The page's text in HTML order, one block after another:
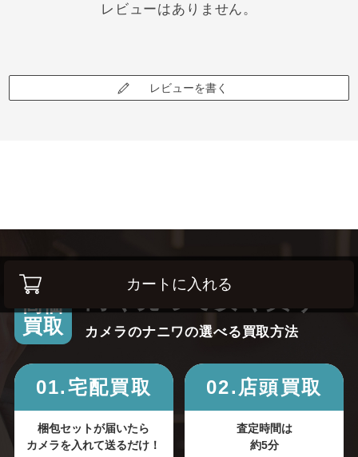
カートに入れる
レビューはありません。
レビューを書く
高価
買取
高く売って安く買う！
カメラのナニワの選べる買取方法
01.宅配買取
梱包セットが届いたら
カメラを入れて送るだけ！
02.店頭買取
査定時間は
約5分